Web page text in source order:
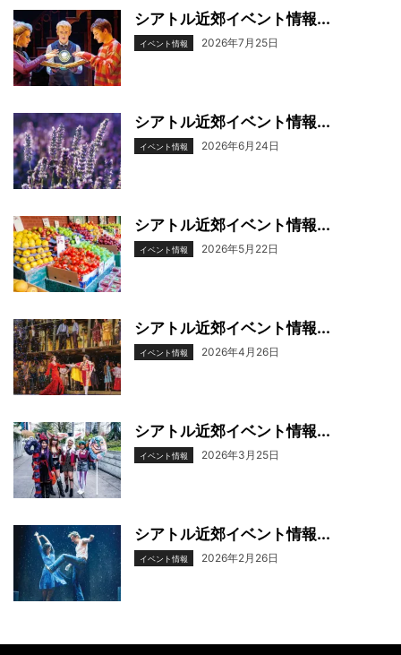
シアトル近郊イベント情報...
イベント情報 2026年7月25日
シアトル近郊イベント情報...
イベント情報 2026年6月24日
シアトル近郊イベント情報...
イベント情報 2026年5月22日
シアトル近郊イベント情報...
イベント情報 2026年4月26日
シアトル近郊イベント情報...
イベント情報 2026年3月25日
シアトル近郊イベント情報...
イベント情報 2026年2月26日